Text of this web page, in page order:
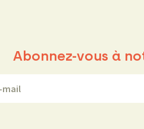
Abonnez-vous à